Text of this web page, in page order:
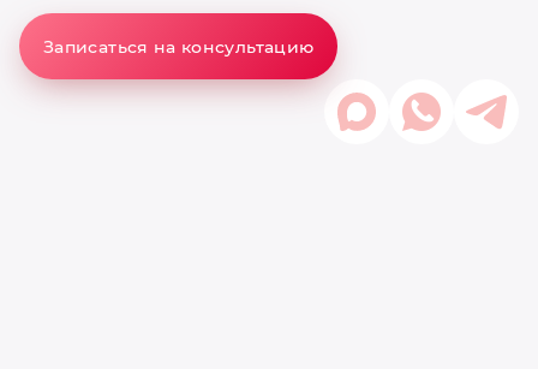
Записаться на консультацию